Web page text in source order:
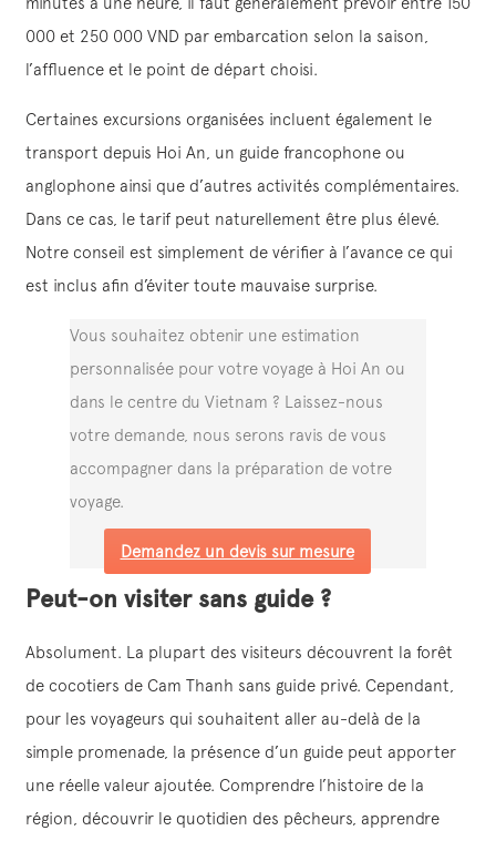
000 et 250 000 VND par embarcation selon la saison,
l’affluence et le point de départ choisi.
Certaines excursions organisées incluent également le
transport depuis Hoi An, un guide francophone ou
anglophone ainsi que d’autres activités complémentaires.
Dans ce cas, le tarif peut naturellement être plus élevé.
Notre conseil est simplement de vérifier à l’avance ce qui
est inclus afin d’éviter toute mauvaise surprise.
Vous souhaitez obtenir une estimation
personnalisée pour votre voyage à Hoi An ou
dans le centre du Vietnam ? Laissez-nous
votre demande, nous serons ravis de vous
accompagner dans la préparation de votre
voyage.
Demandez un devis sur mesure
Peut-on visiter sans guide ?
Absolument. La plupart des visiteurs découvrent la forêt
de cocotiers de Cam Thanh sans guide privé. Cependant,
pour les voyageurs qui souhaitent aller au-delà de la
simple promenade, la présence d’un guide peut apporter
une réelle valeur ajoutée. Comprendre l’histoire de la
région, découvrir le quotidien des pêcheurs, apprendre